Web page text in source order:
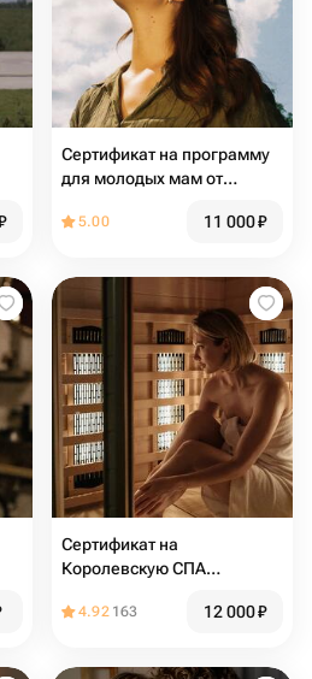
Сертификат на программу
для молодых мам от
5.00 11 000₽
Сертификат на
Королевскую СПА
4.92 163 12 000₽